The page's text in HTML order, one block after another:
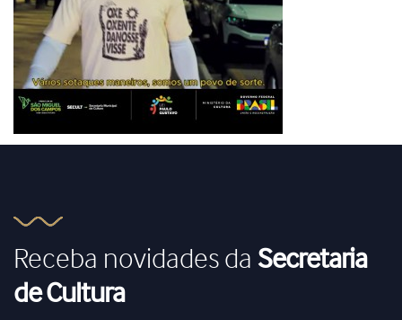
Receba novidades da Secretaria
de Cultura